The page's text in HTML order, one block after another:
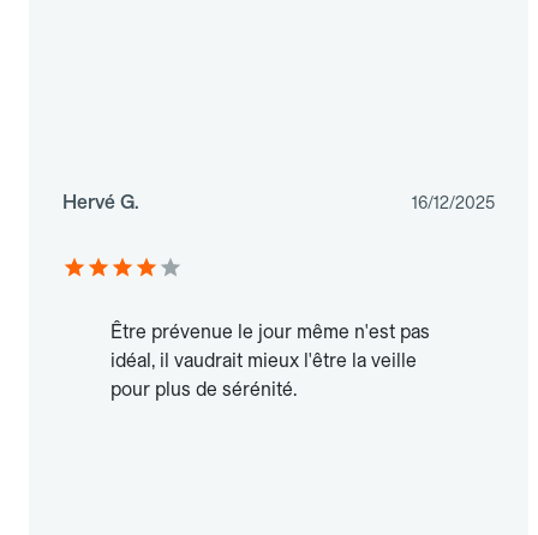
Hervé G. 16/12/2025
Être prévenue le jour même n'est pas
idéal, il vaudrait mieux l'être la veille
pour plus de sérénité.